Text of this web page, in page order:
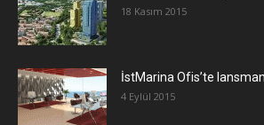
18 Kasım 2015
İstMarina Ofis’te
4 Eylül 2015